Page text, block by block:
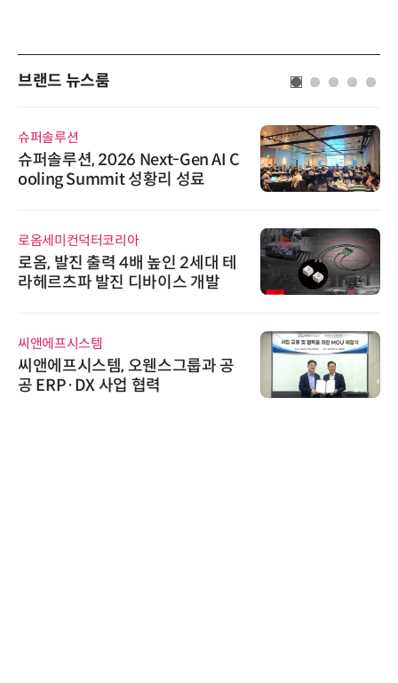
브랜드 뉴스룸
슈퍼솔루션
슈퍼솔루션, 2026 Next-Gen AI C
ooling Summit 성황리 성료
로옴세미컨덕터코리아
로옴, 발진 출력 4배 높인 2세대 테
라헤르츠파 발진 디바이스 개발
씨앤에프시스템
씨앤에프시스템, 오웬스그룹과 공
공 ERP·DX 사업 협력